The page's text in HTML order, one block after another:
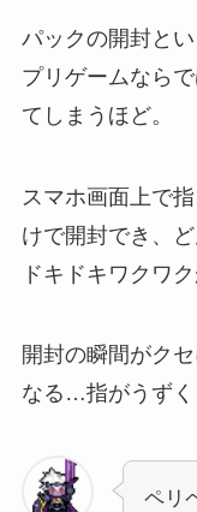
パックの開封と
プリゲームなら
てしまうほど。
スマホ画面上で
けで開封でき、
ドキドキワクワ
開封の瞬間がク
なる…指がうずく
ペリ